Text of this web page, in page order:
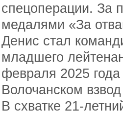
спецоперации. За
медалями «За
Денис стал
младшего
февраля 2025
Волочанском
В схватке 21-